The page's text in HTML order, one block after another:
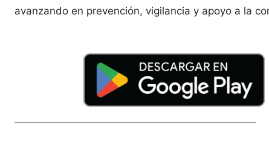
avanzando en prevención, vigilancia y apoyo a la